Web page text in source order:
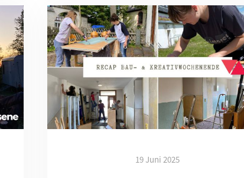
19 Juni 2025